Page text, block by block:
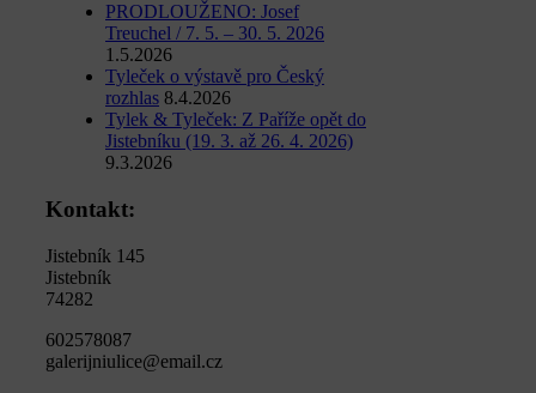
PRODLOUŽENO: Josef
Treuchel / 7. 5. – 30. 5. 2026
1.5.2026
Tyleček o výstavě pro Český
rozhlas 8.4.2026
Tylek & Tyleček: Z Paříže opět do
Jistebníku (19. 3. až 26. 4. 2026)
9.3.2026
Kontakt:
Jistebník 145
Jistebník
74282
602578087
galerijniulice@email.cz